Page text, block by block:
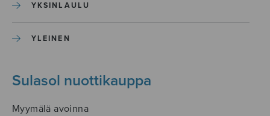
YKSINLAULU
YLEINEN
Sulasol nuottikauppa
Myymälä avoinna